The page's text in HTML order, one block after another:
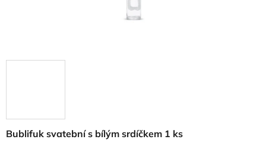
Bublifuk svatební s bílým srdíčkem 1 ks